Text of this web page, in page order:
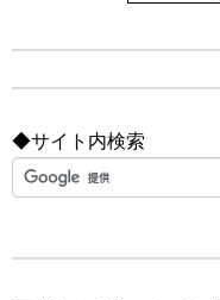
◆サイト内検索